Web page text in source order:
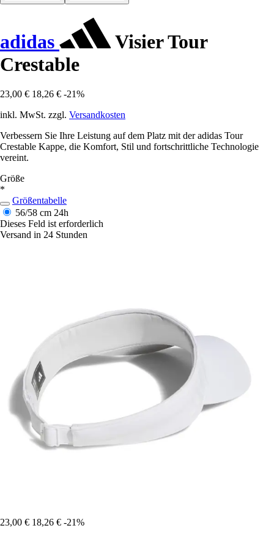
adidas
Visier Tour
Crestable
23,00 € 18,26 € -21%
inkl. MwSt. zzgl. Versandkosten
Verbessern Sie Ihre Leistung auf dem Platz mit der adidas Tour
Crestable Kappe, die Komfort, Stil und fortschrittliche Technologie
vereint.
Größe
*
Größentabelle
56/58 cm 24h
Dieses Feld ist erforderlich
Versand in 24 Stunden
23,00 € 18,26 € -21%